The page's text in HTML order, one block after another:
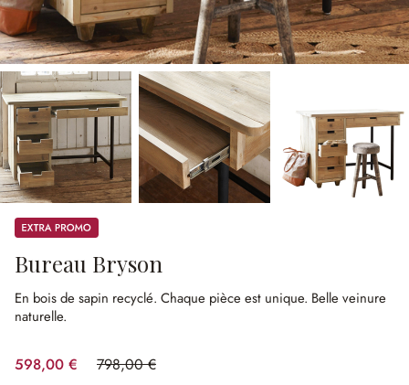
Promos
Bureau Bryson
En bois de sapin recyclé. Chaque pièce est unique. Belle veinure
naturelle.
598,00 € 798,00 €
(25.06%spared)